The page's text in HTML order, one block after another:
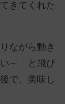
きてくれた
ながら動き
～」と飛び
で、美味し